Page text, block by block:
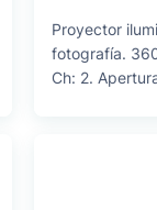
Proyector
fotografía.
Ch: 2.